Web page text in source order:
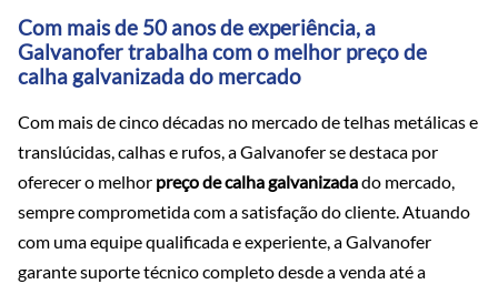
Com mais de 50 anos de experiência, a
Galvanofer trabalha com o melhor preço de
calha galvanizada do mercado
Com mais de cinco décadas no mercado de telhas metálicas e
translúcidas, calhas e rufos, a Galvanofer se destaca por
oferecer o melhor preço de calha galvanizadado mercado,
sempre comprometida com a satisfação do cliente. Atuando
com uma equipe qualificada e experiente, a Galvanofer
garante suporte técnico completo desde a venda até a